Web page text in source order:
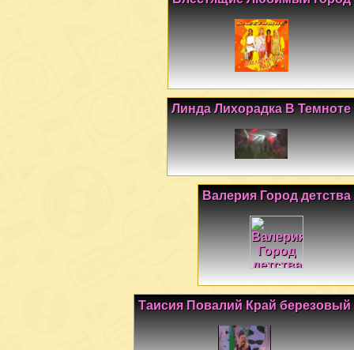
Линда Лихорадка В Темноте
Валерия Город детства
Таисия Повалий Край березовый